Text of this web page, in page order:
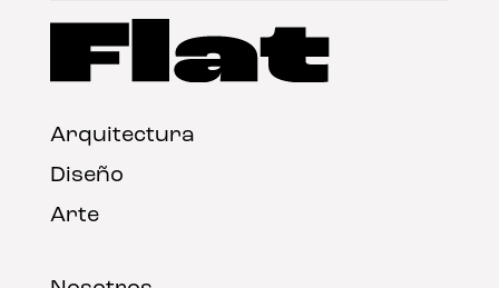
Arquitectura
Diseño
Arte